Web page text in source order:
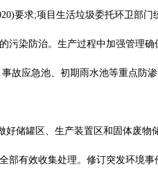
要求;项目生活垃圾委托环卫部门
污染防治。生产过程中加强管理
故应急池、初期雨水池等重点防
储罐区、生产装置区和固体废物
部有效收集处理。修订突发环境